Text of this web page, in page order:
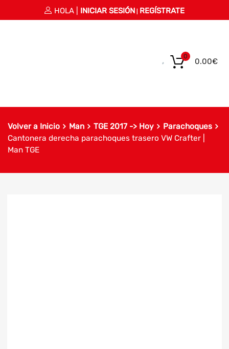
HOLA | INICIAR SESIÓN REGÍSTRATE
0.00€
0
Volver a Inicio Man TGE 2017 -> Hoy
Parachoques
Cantonera derecha parachoques trasero VW Crafter |
Man TGE